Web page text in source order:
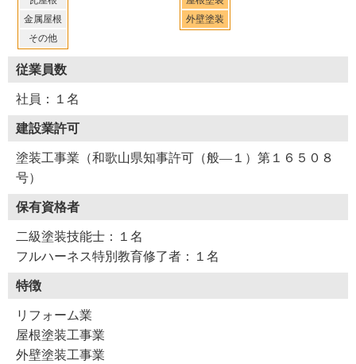
金属屋根
その他
外壁塗装
従業員数
社員：１名
建設業許可
塗装工事業（和歌山県知事許可（般―１）第１６５０８
号）
保有資格者
二級塗装技能士：１名
フルハーネス特別教育修了者：１名
特徴
リフォーム業
屋根塗装工事業
外壁塗装工事業